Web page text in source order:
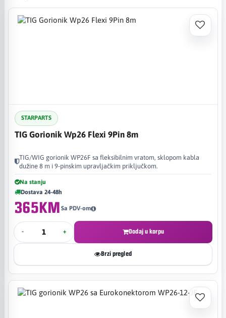
STARPARTS
TIG Gorionik Wp26 Flexi 9Pin 8m
TIG/WIG gorionik WP26F sa fleksibilnim vratom, sklopom kabla
dužine 8 m i 9-pinskim upravljačkim priključkom.
Na stanju
Dostava 24-48h
365KM Sa PDV-om
- + Dodaj u korpu
Brzi pregled